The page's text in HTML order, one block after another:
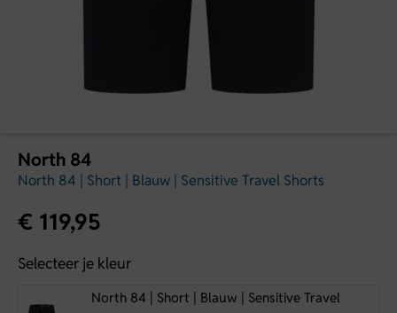
North 84
North 84 | Short | Blauw | Sensitive Travel Shorts
€ 119,95
Selecteer je kleur
North 84 | Short | Blauw | Sensitive Travel